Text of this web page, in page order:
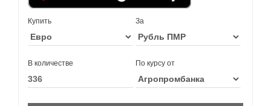
Купить За
В количестве По курсу от